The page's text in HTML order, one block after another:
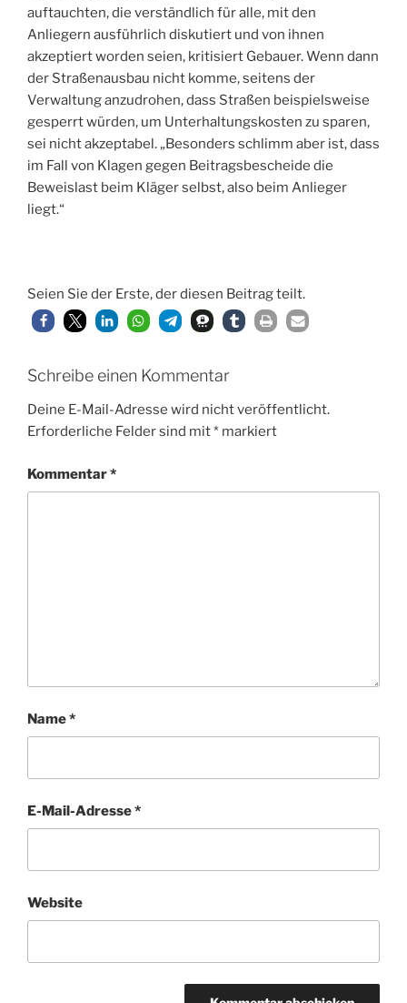
auftauchten, die verständlich für alle, mit den
Anliegern ausführlich diskutiert und von ihnen
akzeptiert worden seien, kritisiert Gebauer. Wenn dann
der Straßenausbau nicht komme, seitens der
Verwaltung anzudrohen, dass Straßen beispielsweise
gesperrt würden, um Unterhaltungskosten zu sparen,
sei nicht akzeptabel. „Besonders schlimm aber ist, dass
im Fall von Klagen gegen Beitragsbescheide die
Beweislast beim Kläger selbst, also beim Anlieger
liegt.“
Seien Sie der Erste, der diesen Beitrag teilt.
Schreibe einen Kommentar
Deine E-Mail-Adresse wird nicht veröffentlicht.
Erforderliche Felder sind mit* markiert
Kommentar*
Name*
E-Mail-Adresse*
Website